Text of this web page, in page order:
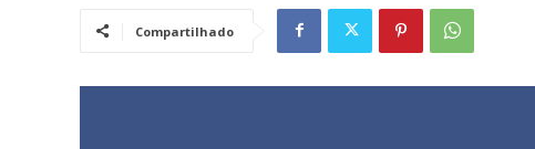
Compartilhado